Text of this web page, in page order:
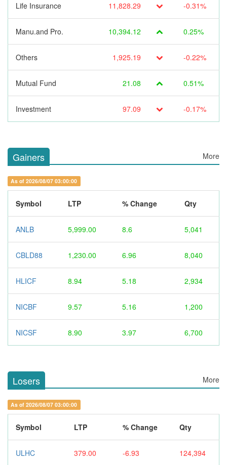
Life Insurance 11,828.29 -0.31%
Manu.and Pro. 10,394.12 0.25%
Others 1,925.19 -0.22%
Mutual Fund 21.08 0.51%
Investment 97.09 -0.17%
Gainers More
As of 2026/08/07 03:00:00
Symbol LTP % Change Qty
ANLB 5,999.00 8.6 5,041
CBLD88 1,230.00 6.96 8,040
HLICF 8.94 5.18 2,934
NICBF 9.57 5.16 1,200
NICSF 8.90 3.97 6,700
Losers More
As of 2026/08/07 03:00:00
Symbol LTP % Change Qty
ULHC 379.00 -6.93 124,394